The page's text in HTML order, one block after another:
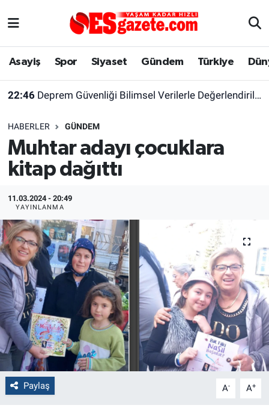
Asayiş Spor Siyaset Gündem Türkiye
22:46 Deprem Güvenliği Bilimsel Verilerle Değerlendirilmeli
HABERLER GÜNDEM
Muhtar adayı çocuklara
kitap dağıttı
11.03.2024 - 20:49
YAYINLANMA
Paylaş A- A+
Asayiş
Gündem
Türkiye
Dünya
Sağlık
Alış-Veriş/İş dünyası
Yaşam
Eskişehirspor Arşivi
Eskişehir Arşivi
Röportaj
Ekonomi
Kültür Sanat
Politika
Bilecik
Kütahya
Gezi
Eskişehir Nöbetçi Eczaneler
Süper Lig Puan Durumu ve Fikstür
Tüm Manşetler
Son Dakika Haberleri
Haber Arşivi